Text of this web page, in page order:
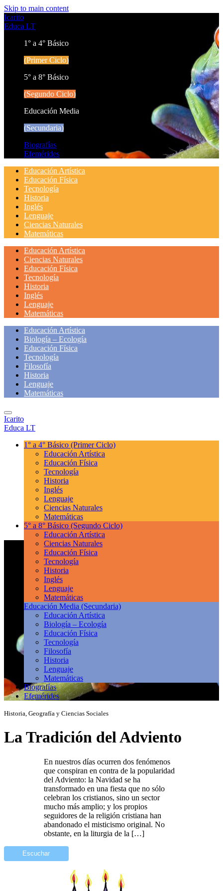
Skip to main content
Icarito
Educa LT
1° a 4° Básico
(Primer Ciclo)
5° a 8° Básico
(Segundo Ciclo)
Educación Media
(Secundaria)
Biografías
Efemérides
Educación Artística
Educación Física
Tecnología
Historia
Inglés
Lenguaje
Ciencias Naturales
Matemáticas
Educación Artística
Ciencias Naturales
Educación Física
Tecnología
Historia
Inglés
Lenguaje
Matemáticas
Educación Artística
Biología – Ecología
Educación Física
Tecnología
Filosofía
Historia
Lenguaje
Matemáticas
Icarito
Educa LT
1° a 4° Básico (Primer Ciclo)
Educación Artística
Educación Física
Tecnología
Historia
Inglés
Lenguaje
Ciencias Naturales
Matemáticas
5° a 8° Básico (Segundo Ciclo)
Educación Artística
Ciencias Naturales
Educación Física
Tecnología
Historia
Inglés
Lenguaje
Matemáticas
Educación Media (Secundaria)
Educación Artística
Biología – Ecología
Educación Física
Tecnología
Filosofía
Historia
Lenguaje
Matemáticas
Biografías
Efemérides
Historia, Geografía y Ciencias Sociales
La Tradición del Adviento
En nuestros días ocurren dos fenómenos
que conspiran en contra de la popularidad
del Adviento: la Navidad se ha
transformado en una fiesta que no sólo
celebran los cristianos, sino un sector
mucho más amplio; y los propios
seguidores de la religión cristiana han
abandonado el misticismo original. No
obstante, en la liturgia de la […]
Escuchar